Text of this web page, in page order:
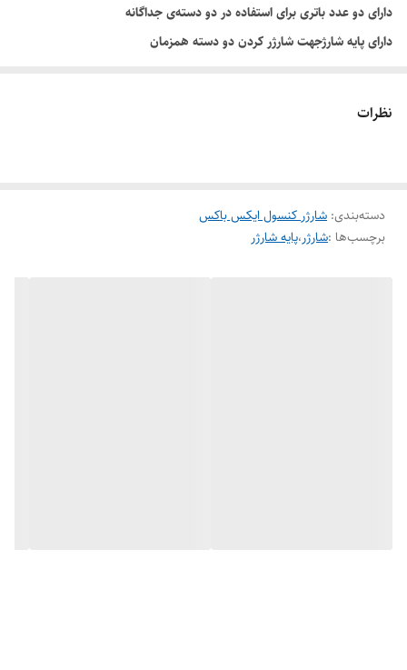
دارای دو عدد باتری برای استفاده در دو دسته‌ی جداگانه
دارای پایه شارژجهت شارژر کردن دو دسته همزمان
نظرات
دسته‌بندی: شارژر کنسول ایکس باکس
برچسب‌ها :شارژر،پایه شارژر